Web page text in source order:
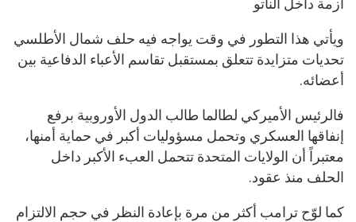
أزمة داخل الناتو
ويأتي هذا التطور في وقت يواجه فيه حلف شمال الأطلسي
تحديات متزايدة تتعلق بمستقبل تقاسم الأعباء الدفاعية بين
أعضائه.
فالرئيس الأميركي لطالما طالب الدول الأوروبية برفع
إنفاقها العسكري وتحمل مسؤوليات أكبر في حماية أمنها،
معتبراً أن الولايات المتحدة تتحمل العبء الأكبر داخل
الحلف منذ عقود.
كما لوّح ترامب أكثر من مرة بإعادة النظر في حجم الالتزام